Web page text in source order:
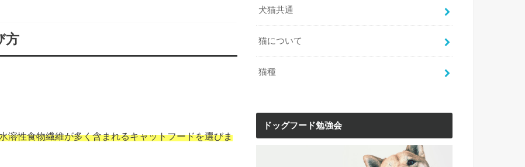
方
溶性食物繊維が多く含まれるキャットフードを選びま
犬猫共通
猫について
猫種
ドッグフード勉強会